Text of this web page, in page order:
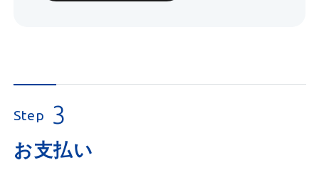
Step 3
お支払い